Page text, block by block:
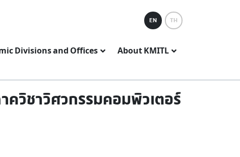
EN TH
Divisions and Offices
About KMITL
วิชาวิศวกรรมคอมพิวเตอร์